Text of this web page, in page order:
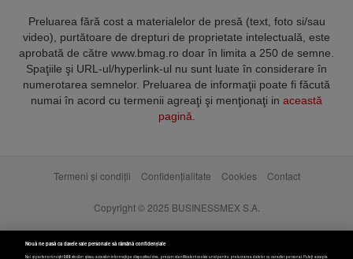
Preluarea fără cost a materialelor de presă (text, foto si/sau
video), purtătoare de drepturi de proprietate intelectuală, este
aprobată de către www.bmag.ro doar în limita a 250 de semne.
Spaţiile şi URL-ul/hyperlink-ul nu sunt luate în considerare în
numerotarea semnelor. Preluarea de informaţii poate fi făcută
numai în acord cu termenii agreaţi şi menţionaţi in această
pagină
Termeni și condiții Confidențialitate Cookies Contact
Copyright © 2025 BUSINESSMEX S.A.
Nouă ne pasă ca datele tale personale să rămână confidențiale
Noi și partenerii noștri589stocăm și/sau accesăm informații pe dispozitivul dvs., precum identificatorii cookie unici pentru prelucrarea datelor cu caracter personal. Puteți accepta